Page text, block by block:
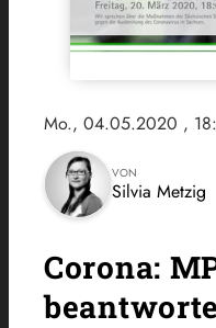
Mo., 04.05.2020 ,
VON
Silvia Metzig
Corona: